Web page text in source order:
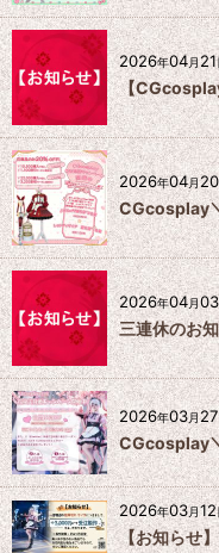
2026年04月21
【
2026年04月20
CGcosplay
2026年04月03
三連休のお
2026年03月27
CGcosplay
2026年03月12
【お知らせ